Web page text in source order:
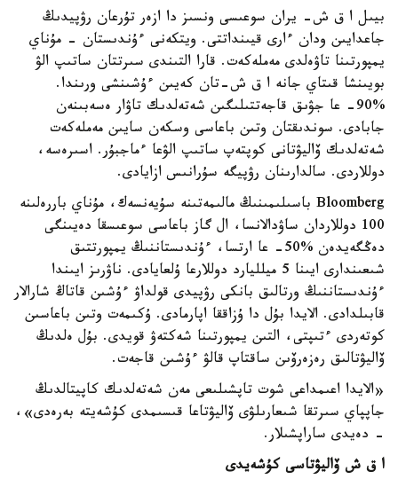
بيىل ا ق ش- يران سوعىسى ونسىز دا ازەر تۇرعان رۋپيدىڭ
جاعدايىن ودان ءارى قيىنداتتى. ويتكەنى ءۇندىستان - مۇناي
يمپورتىنا تاۋەلدى مەملەكەت. قارا التىندى سىرتتان ساتىپ الۋ
بويىنشا قىتاي جانە ا ق ش-تان كەيىن ءۇشىنشى ورىندا.
%90- عا جۋىق قاجەتتىلىگىن شەتەلدىك تاۋار ەسەبىنەن
جابادى. سوندىقتان وتىن باعاسى وسكەن سايىن مەملەكەت
شەتەلدىك ۆاليۋتانى كوپتەپ ساتىپ الۋعا ءماجبۇر. اسىرەسە،
دوللاردى. سالدارىنان رۋپيگە سۇرانىس ازايادى.
Bloomberg باسىلىمىنىڭ مالىمەتىنە سۇيەنسەك، مۇناي باررەلىنە
100 دوللاردان ساۋدالانسا، ال گاز باعاسى سوعىسقا دەيىنگى
دەڭگەيدەن %50- عا ارتسا، ءۇندىستاننىڭ يمپورتتىق
شىعىندارى ايىنا 5 ميلليارد دوللارعا ۇلعايادى. ناۋرىز ايىندا
ءۇندىستاننىڭ ورتالىق بانكى رۋپيدى قولداۋ ءۇشىن قاتاڭ شارالار
قابىلدادى. الايدا بۇل دا ۇزاققا اپارمادى. ۇكىمەت وتىن باعاسىن
كوتەردى ءتىپتى، التىن يمپورتىنا شەكتەۋ قويدى. بۇل ەلدىڭ
ۆاليۋتالىق رەزەرۆىن ساقتاپ قالۋ ءۇشىن قاجەت.
«الايدا اعىمداعى شوت تاپشىلىعى مەن شەتەلدىك كاپيتالدىڭ
جاپپاي سىرتقا شىعارىلۋى ۆاليۋتاعا قىسىمدى كۇشەيتە بەرەدى»،
- دەيدى ساراپشىلار.
ا ق ش ۆاليۋتاسى كۇشەيدى